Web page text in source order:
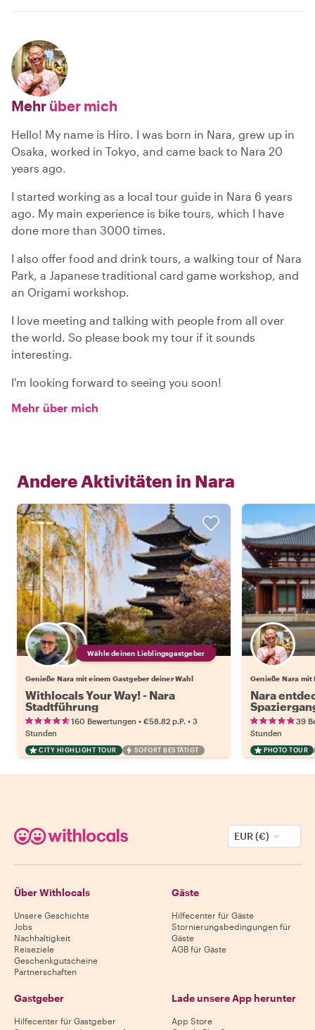
Mehr über mich
Hello! My name is Hiro. I was born in Nara, grew up in
Osaka, worked in Tokyo, and came back to Nara 20
years ago.
I started working as a local tour guide in Nara 6 years
ago. My main experience is bike tours, which I have
done more than 3000 times.
I also offer food and drink tours, a walking tour of Nara
Park, a Japanese traditional card game workshop, and
an Origami workshop.
I love meeting and talking with people from all over
the world. So please book my tour if it sounds
interesting.
I'm looking forward to seeing you soon!
Mehr über mich
Andere Aktivitäten in Nara
Wähle deinen Lieblingsgastgeber
Genieße Nara mit einem Gastgeber deiner Wahl
Withlocals Your Way! - Nara
Stadtführung
160 Bewertungen • €58.82 p.P. • 3
Stunden
CITY HIGHLIGHT TOUR SOFORT BESTÄTIGT
Genieße Nara
Nara
39
Stunden
PHOTO TOUR
EUR (€)
Über Withlocals
Unsere Geschichte
Jobs
Nachhaltigkeit
Reiseziele
Geschenkgutscheine
Partnerschaften
Gäste
Hilfecenter für Gäste
Stornierungsbedingungen für
Gäste
AGB für Gäste
Gastgeber
Hilfecenter für Gastgeber
Lade unsere App herunter
App Store